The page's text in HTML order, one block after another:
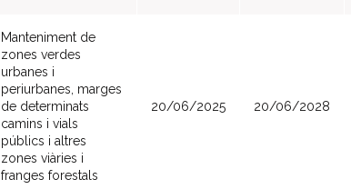
Manteniment de
zones verdes
urbanes i
periurbanes, marges
de determinats
camins i vials
públics i altres
zones viàries i
franges forestals
20/06/2025 20/06/2028